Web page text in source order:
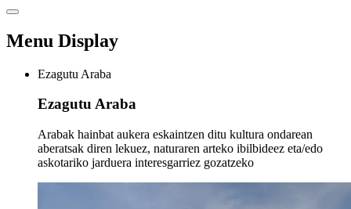
Menu Display
Ezagutu Araba
Ezagutu Araba
Arabak hainbat aukera eskaintzen ditu kultura ondarean
aberatsak diren lekuez, naturaren arteko ibilbideez eta/edo
askotariko jarduera interesgarriez gozatzeko